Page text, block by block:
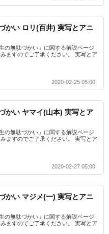
かい ロリ(百井) 実写とアニ
の無駄づかい」に関する解説ページ
ますのでご了承ください。 実写とア
2020-02-25 05:00
かい ヤマイ(山本) 実写とア
の無駄づかい」に関する解説ページ
ますのでご了承ください。 実写とア
2020-02-27 05:00
かい マジメ(一) 実写とアニ
の無駄づかい」に関する解説ページ
ますのでご了承ください。 実写とア